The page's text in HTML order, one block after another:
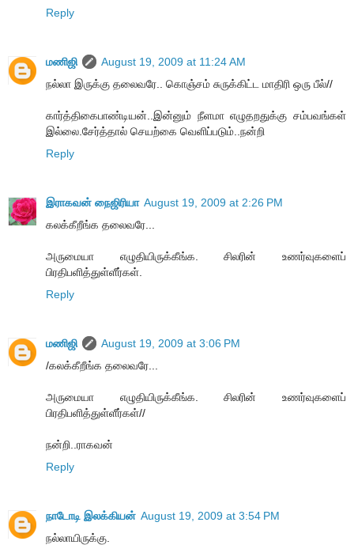
Reply
மணிஜி
August 19, 2009 at 11:24 AM
நல்லா இருக்கு தலைவரே.. கொஞ்சம் சுருக்கிட்ட மாதிரி ஒரு பீல்//
கார்த்திகைபாண்டியன்..இன்னும் நீளமா எழுதறதுக்கு சம்பவங்கள்
இல்லை.சேர்த்தால் செயற்கை வெளிப்படும்..நன்றி
Reply
இராகவன் நைஜிரியா August 19, 2009 at 2:26 PM
கலக்கீறீங்க தலைவரே...
அருமையா எழுதியிருக்கீங்க. சிலரின் உணர்வுகளைப்
பிரதிபளித்துள்ளீர்கள்.
Reply
மணிஜி
August 19, 2009 at 3:06 PM
/கலக்கீறீங்க தலைவரே...
அருமையா எழுதியிருக்கீங்க. சிலரின் உணர்வுகளைப்
பிரதிபளித்துள்ளீர்கள்//
நன்றி..ராகவன்
Reply
நாடோடி இலக்கியன் August 19, 2009 at 3:54 PM
நல்லாயிருக்கு.